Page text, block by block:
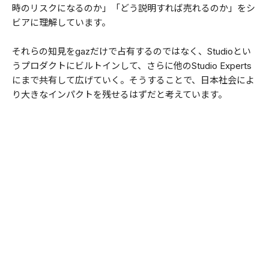
時のリスクになるのか」「どう説明すれば売れるのか」をシ
ビアに理解しています。
それらの知見をgazだけで占有するのではなく、Studioとい
うプロダクトにビルトインして、さらに他のStudio Experts
にまで共有して広げていく。そうすることで、日本社会によ
り大きなインパクトを残せるはずだと考えています。